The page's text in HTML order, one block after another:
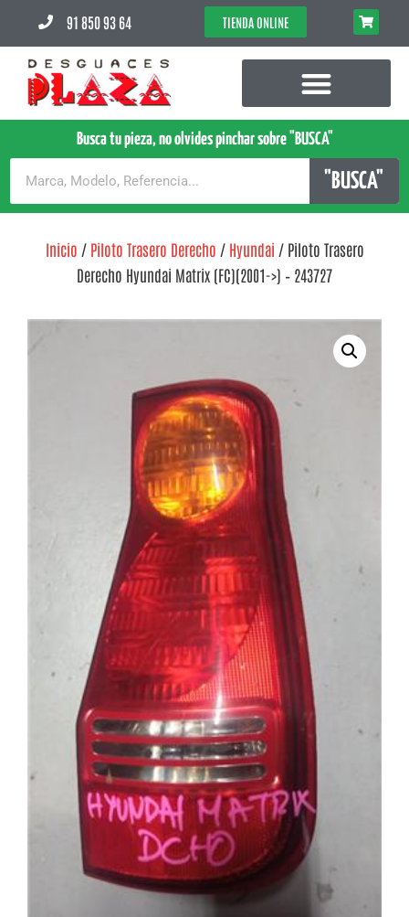
91 850 93 64 TIENDA ONLINE
Busca tu pieza, no olvides pinchar sobre "BUSCA"
"BUSCA"
Inicio / Piloto Trasero Derecho / Hyundai / Piloto Trasero
Derecho Hyundai Matrix (FC)(2001->) – 243727